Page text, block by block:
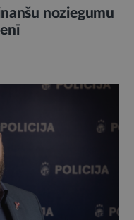
noziegumu